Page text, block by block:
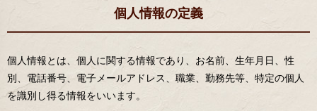
個人情報の定義
個人情報とは、個人に関する情報であり、お名前、生年月日、性
別、電話番号、電子メールアドレス、職業、勤務先等、特定の個人
を識別し得る情報をいいます。